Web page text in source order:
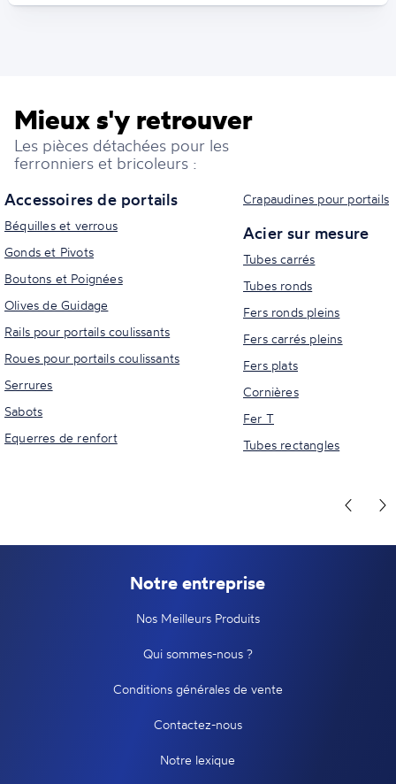
Mieux s'y retrouver
Les pièces détachées pour les
ferronniers et bricoleurs :
Accessoires de portails
Béquilles et verrous
Gonds et Pivots
Boutons et Poignées
Olives de Guidage
Rails pour portails coulissants
Roues pour portails coulissants
Serrures
Sabots
Equerres de renfort
Crapaudines pour portails
Acier sur mesure
Tubes carrés
Tubes ronds
Fers ronds pleins
Fers carrés pleins
Fers plats
Cornières
Fer T
Tubes rectangles
Notre entreprise
Nos Meilleurs Produits
Qui sommes-nous ?
Conditions générales de vente
Contactez-nous
Notre lexique